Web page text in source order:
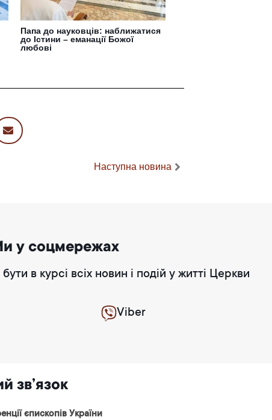
Папа до науковців: наближатися
до Істини – еманації Божої
любові
Наступна новина
у соцмережах
в курсі всіх новин і подій у житті Церкви
Viber
зв’язок
єпископів України